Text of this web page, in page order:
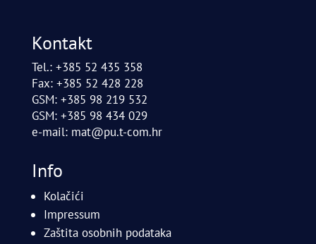
Kontakt
Tel.: +385 52 435 358
Fax: +385 52 428 228
GSM: +385 98 219 532
GSM: +385 98 434 029
e-mail: mat@pu.t-com.hr
Info
Kolačići
Impressum
Zaštita osobnih podataka